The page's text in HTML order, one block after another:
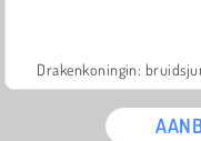
Drakenkoningin: